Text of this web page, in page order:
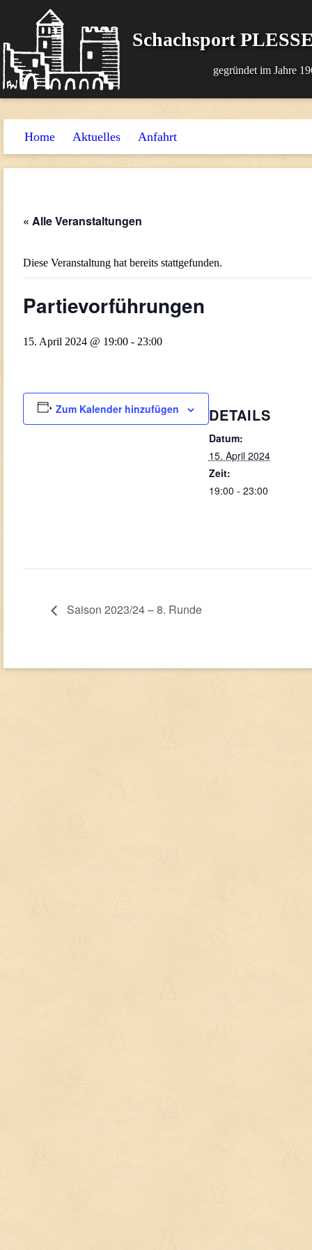
Schachsport
gegründet im Jahre
Home Aktuelles Anfahrt
« Alle Veranstaltungen
Diese Veranstaltung hat bereits stattgefunden.
Partievorführungen
15. April 2024 @ 19:00 - 23:00
Zum Kalender hinzufügen DETAILS
Datum:
15. April 2024
Zeit:
19:00 - 23:00
Saison 2023/24 – 8. Runde